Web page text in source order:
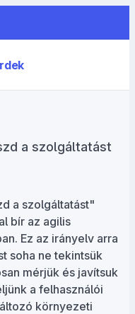
a szolgáltatást
a szolgáltatást"
bír az agilis
Ez az irányelv arra
soha ne tekintsük
mérjük és javítsuk
a felhasználói
környezeti